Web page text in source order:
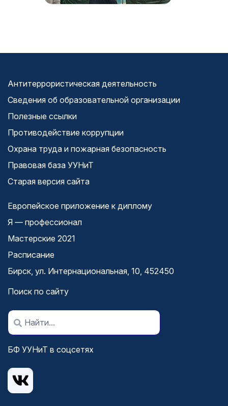
Антитеррористическая деятельность
Сведения об образовательной организации
Полезные ссылки
Противодействие коррупции
Охрана труда и пожарная безопасность
Правовая база УУНиТ
Старая версия сайта
Европейское приложение к диплому
Я — профессионал
Мастерские 2021
Расписание
Бирск, ул. Интернациональная, 10, 452450
Поиск по сайту
БФ УУНиТ в соцсетях